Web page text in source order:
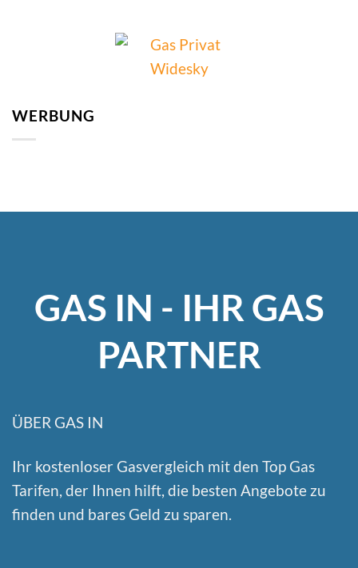
WERBUNG
GAS IN - IHR GAS
PARTNER
ÜBER GAS IN
Ihr kostenloser Gasvergleich mit den Top Gas
Tarifen, der Ihnen hilft, die besten Angebote zu
finden und bares Geld zu sparen.